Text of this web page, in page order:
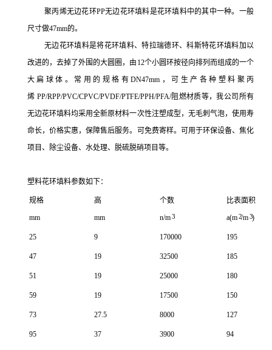
聚丙烯无边花环PP无边花环填料是花环填料中的其中一种。一般
尺寸做47mm的。
无边花环填料是将花环填料、特拉瑞德环、科斯特花环填料加以
改进的，去掉了外围的大圆圈， 由 12个小圆环按径向排列而组成的一个
大扁球体 。常用的规格有DN47mm，可生产各种塑料聚丙
烯 PP/RPP/PVC/CPVC/PVDF/PTFE/PPH/PFA/阻燃材质等，我公司所有
无边花环填料均采用全新原材料一次性注塑成型，无毛刺气泡，使用寿
命长，价格实惠，保障售后服务。可免费寄样。 可用于环保设备、焦化
项目、除尘设备、水处理、脱硫脱硝项目等。
塑料花环填料参数如下：
规格
mm
高
mm
个数
n/m3
比表面积
a(m2/m3)
25 9 170000 195
47 19 32500 185
51 19 25000 180
59 19 17500 150
73 27.5 8000 127
95 37 3900 94